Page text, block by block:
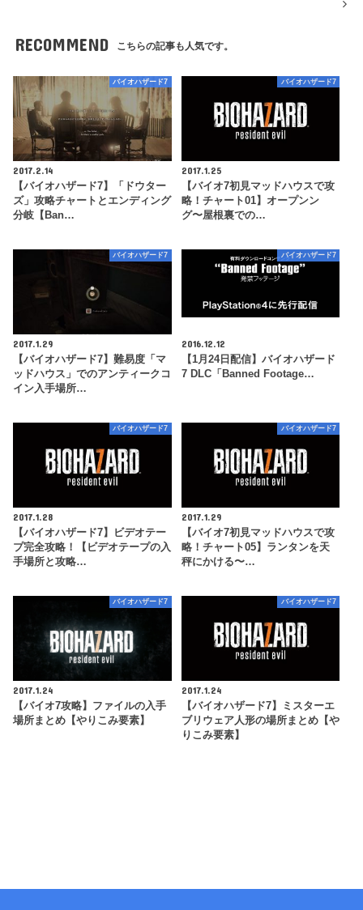
RECOMMEND こちらの記事も人気です。
バイオハザード7
2017.2.14
【バイオハザード7】「ドウター
ズ」攻略チャートとエンディング
分岐【Ban…
バイオハザード7
2017.1.25
【バイオ7初見マッドハウスで攻
略！チャート01】オープンン
グ〜屋根裏での…
バイオハザード7
2017.1.29
【バイオハザード7】難易度「マ
ッドハウス」でのアンティークコ
イン入手場所…
バイオハザード7
2016.12.12
【1月24日配信】バイオハザード
7 DLC「Banned Footage…
バイオハザード7
2017.1.28
【バイオハザード7】ビデオテー
プ完全攻略！【ビデオテープの入
手場所と攻略…
バイオハザード7
2017.1.29
【バイオ7初見マッドハウスで攻
略！チャート05】ランタンを天
秤にかける〜…
バイオハザード7
2017.1.24
【バイオ7攻略】ファイルの入手
場所まとめ【やりこみ要素】
バイオハザード7
2017.1.24
【バイオハザード7】ミスターエ
ブリウェア人形の場所まとめ【や
りこみ要素】